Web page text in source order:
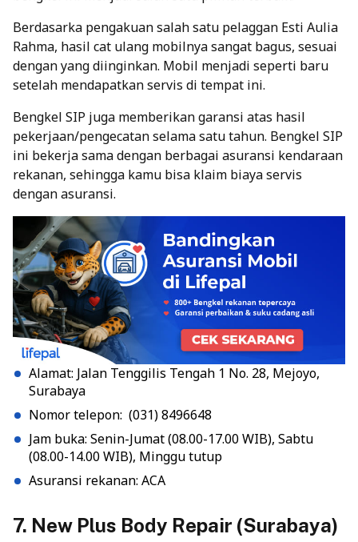
Berdasarka pengakuan salah satu pelaggan Esti Aulia
Rahma, hasil cat ulang mobilnya sangat bagus, sesuai
dengan yang diinginkan. Mobil menjadi seperti baru
setelah mendapatkan servis di tempat ini.
Bengkel SIP juga memberikan garansi atas hasil
pekerjaan/pengecatan selama satu tahun. Bengkel SIP
ini bekerja sama dengan berbagai asuransi kendaraan
rekanan, sehingga kamu bisa klaim biaya servis
dengan asuransi.
Alamat: Jalan Tenggilis Tengah 1 No. 28, Mejoyo,
Surabaya
Nomor telepon: (031) 8496648
Jam buka: Senin-Jumat (08.00-17.00 WIB), Sabtu
(08.00-14.00 WIB), Minggu tutup
Asuransi rekanan: ACA
7. New Plus Body Repair (Surabaya)